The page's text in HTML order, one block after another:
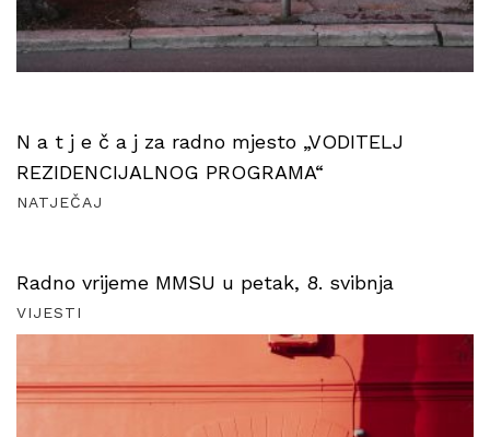
N a t j e č a j za radno mjesto „VODITELJ
REZIDENCIJALNOG PROGRAMA“
NATJEČAJ
Radno vrijeme MMSU u petak, 8. svibnja
VIJESTI